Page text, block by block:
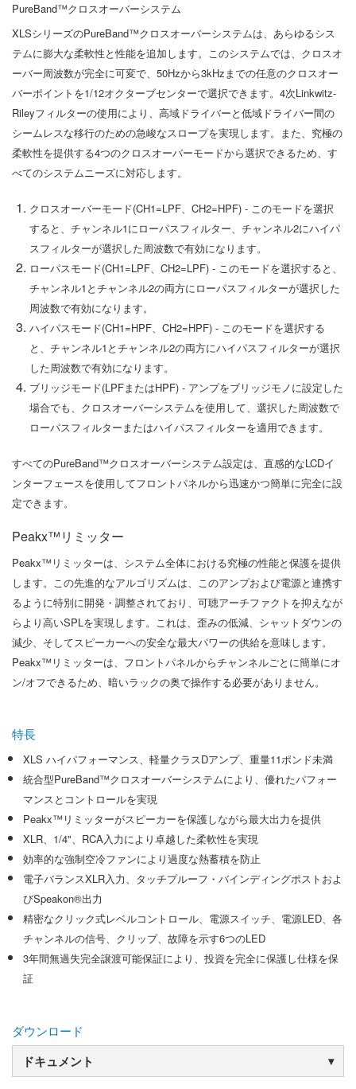
PureBand™クロスオーバーシステム
XLSシリーズのPureBand™クロスオーバーシステムは、あらゆるシス
テムに膨大な柔軟性と性能を追加します。このシステムでは、クロスオ
ーバー周波数が完全に可変で、50Hzから3kHzまでの任意のクロスオー
バーポイントを1/12オクターブセンターで選択できます。4次Linkwitz-
Rileyフィルターの使用により、高域ドライバーと低域ドライバー間の
シームレスな移行のための急峻なスロープを実現します。また、究極の
柔軟性を提供する4つのクロスオーバーモードから選択できるため、す
べてのシステムニーズに対応します。
クロスオーバーモード(CH1=LPF、CH2=HPF) - このモードを選択
すると、チャンネル1にローパスフィルター、チャンネル2にハイパ
スフィルターが選択した周波数で有効になります。
ローパスモード(CH1=LPF、CH2=LPF) - このモードを選択すると、
チャンネル1とチャンネル2の両方にローパスフィルターが選択した
周波数で有効になります。
ハイパスモード(CH1=HPF、CH2=HPF) - このモードを選択する
と、チャンネル1とチャンネル2の両方にハイパスフィルターが選択
した周波数で有効になります。
ブリッジモード(LPFまたはHPF) - アンプをブリッジモノに設定した
場合でも、クロスオーバーシステムを使用して、選択した周波数で
ローパスフィルターまたはハイパスフィルターを適用できます。
すべてのPureBand™クロスオーバーシステム設定は、直感的なLCDイ
ンターフェースを使用してフロントパネルから迅速かつ簡単に完全に設
定できます。
Peakx™リミッター
Peakx™リミッターは、システム全体における究極の性能と保護を提供
します。この先進的なアルゴリズムは、このアンプおよび電源と連携す
るように特別に開発・調整されており、可聴アーチファクトを抑えなが
らより高いSPLを実現します。これは、歪みの低減、シャットダウンの
減少、そしてスピーカーへの安全な最大パワーの供給を意味します。
Peakx™リミッターは、フロントパネルからチャンネルごとに簡単にオ
ン/オフできるため、暗いラックの奥で操作する必要がありません。
特長
XLS ハイパフォーマンス、軽量クラスDアンプ、重量11ポンド未満
統合型PureBand™クロスオーバーシステムにより、優れたパフォー
マンスとコントロールを実現
Peakx™リミッターがスピーカーを保護しながら最大出力を提供
XLR、1/4"、RCA入力により卓越した柔軟性を実現
効率的な強制空冷ファンにより過度な熱蓄積を防止
電子バランスXLR入力、タッチプルーフ・バインディングポストおよ
びSpeakon®出力
精密なクリック式レベルコントロール、電源スイッチ、電源LED、各
チャンネルの信号、クリップ、故障を示す6つのLED
3年間無過失完全譲渡可能保証により、投資を完全に保護し仕様を保
証
ダウンロード
ドキュメント